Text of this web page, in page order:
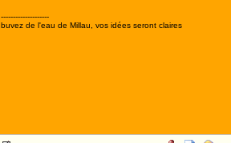
--------------------
buvez de l'eau de Millau, vos idées seront claires